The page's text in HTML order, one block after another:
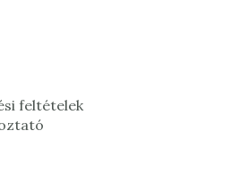
feltételek